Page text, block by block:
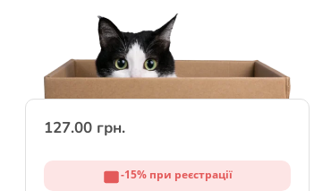
127.00 грн.
-15% при реєстрації